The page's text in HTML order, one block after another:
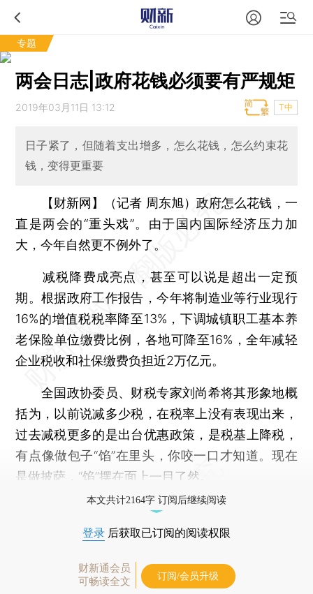
专题
两会日志|政府花钱必须要有严规矩
2019年03月11日 13:12 T中
日子紧了，但随着支出增多，怎么花钱，怎么约束花
钱，变得更重要
【财新网】（记者 周东旭） 政府怎么花钱，一
直是两会的“重头戏”。由于国内国际经济压力加
大，今年自然更不例外了。
减税降费成亮点，甚至可以说是超出一定预
期。根据政府工作报告，今年将制造业等行业现行
16%的增值税税率降至13%，下调城镇职工基本养
老保险单位缴费比例，各地可降至16%，全年减轻
企业税收和社保缴费负担近2万亿元。
全国政协委员、财税专家刘尚希将其形象地概
括为，以前说减多少税，在税率上没有表现出来，
过去减税更多的是出台优惠政策，是税基上降税，
有点像做包子“馅”在里头，你咬一口才知道。现在
是做披萨，“馅”摆在面上一目了然。
本文共计2164字 订阅后继续阅读
登录 后获取已订阅的阅读权限
财新通会员
可畅读全文
订阅/会员升级